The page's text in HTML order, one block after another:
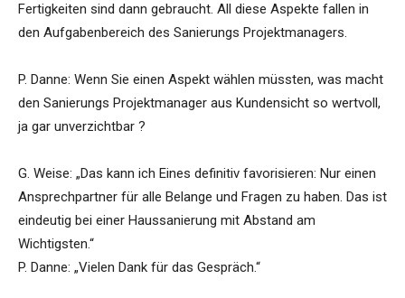
Fertigkeiten sind dann gebraucht. All diese Aspekte fallen in
den Aufgabenbereich des Sanierungs Projektmanagers.
P. Danne: Wenn Sie einen Aspekt wählen müssten, was macht
den Sanierungs Projektmanager aus Kundensicht so wertvoll,
ja gar unverzichtbar ?
G. Weise: „Das kann ich Eines definitiv favorisieren: Nur einen
Ansprechpartner für alle Belange und Fragen zu haben. Das ist
eindeutig bei einer Haussanierung mit Abstand am
Wichtigsten.“
P. Danne: „Vielen Dank für das Gespräch.“